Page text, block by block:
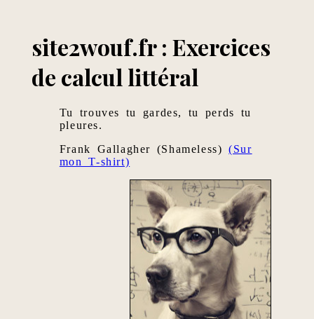
site2wouf.fr : Exercices
de calcul littéral
Tu trouves tu gardes, tu perds tu
pleures.
Frank Gallagher (Shameless)(Sur
mon T-shirt)